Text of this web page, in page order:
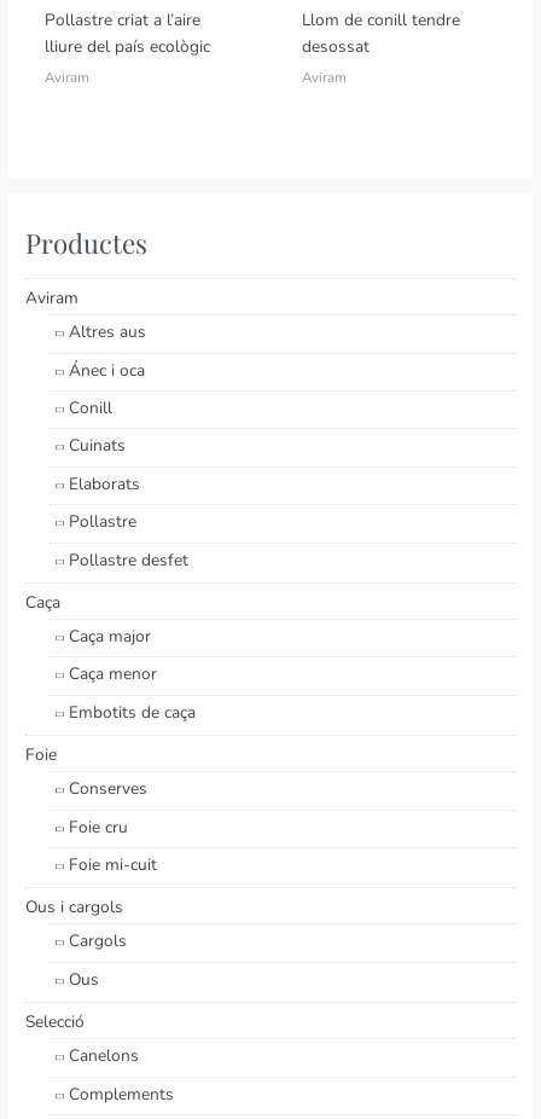
Pollastre criat a l’aire
lliure del país ecològic
Aviram
Llom de conill tendre
desossat
Aviram
Productes
Aviram
Altres aus
Ánec i oca
Conill
Cuinats
Elaborats
Pollastre
Pollastre desfet
Caça
Caça major
Caça menor
Embotits de caça
Foie
Conserves
Foie cru
Foie mi-cuit
Ous i cargols
Cargols
Ous
Selecció
Canelons
Complements